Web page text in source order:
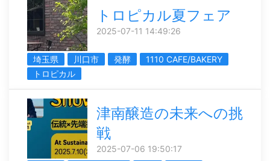
トロピカル夏フェア
2025-07-11 14:49:26
埼玉県 川口市 発酵
1110 CAFE/BAKERY
トロピカル
津南醸造の未来への挑
戦
2025-07-06 19:50:17